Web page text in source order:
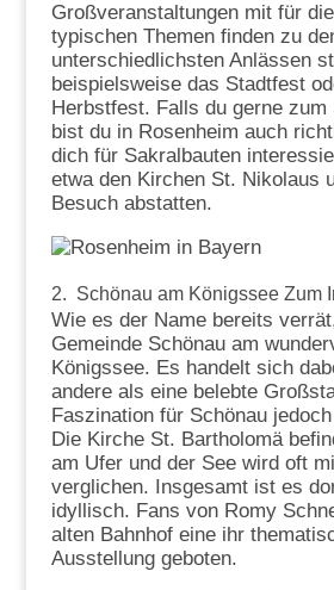
Großveranstaltungen mit für
typischen Themen finden zu
unterschiedlichsten Anlässen
beispielsweise das Stadtfest
Herbstfest. Falls du gerne zum
bist du in Rosenheim auch
dich für Sakralbauten
etwa den Kirchen St. Nikolaus
Besuch abstatten.
2. Schönau am KönigsseeZum
Wie es der Name bereits
Gemeinde Schönau am
Königssee. Es handelt sich
andere als eine belebte
Faszination für Schönau
Die Kirche St. Bartholomä
am Ufer und der See wird oft
verglichen. Insgesamt ist es
idyllisch. Fans von Romy
alten Bahnhof eine ihr
Ausstellung geboten.